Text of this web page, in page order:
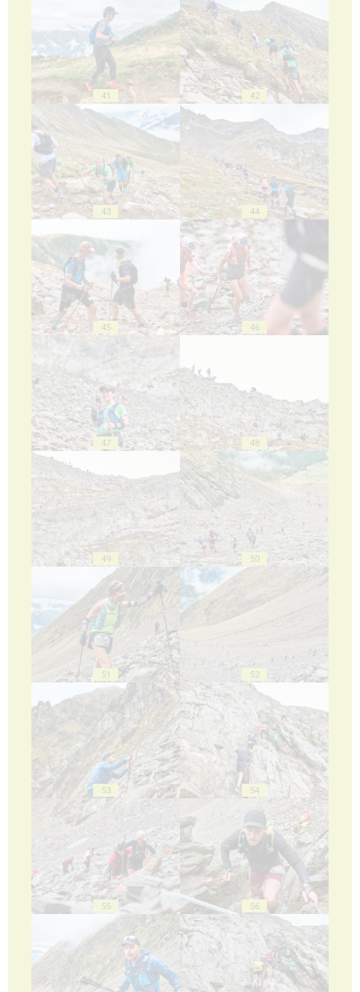
41 42
43 44
45 46
47 48
49 50
51 52
53 54
55 56